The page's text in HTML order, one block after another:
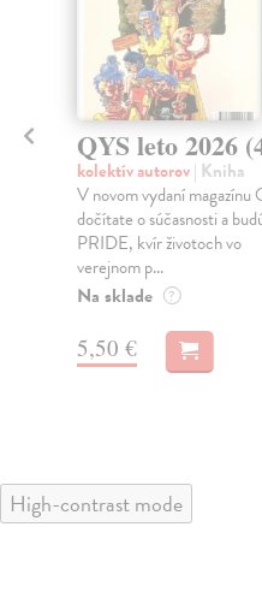
QYS leto 2026
kolektív autorov| Kniha
V novom vydaní magazínu
dočítate o súčasnosti a
PRIDE, kvír životoch vo
verejnom p...
Na sklade ?
5,50 €
High-contrast mode